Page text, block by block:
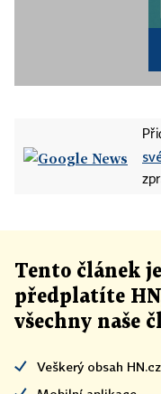
Tento článek je
předplatíte
všechny naše
Veškerý obsah HN.cz